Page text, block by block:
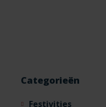
Categorieën
Festivities